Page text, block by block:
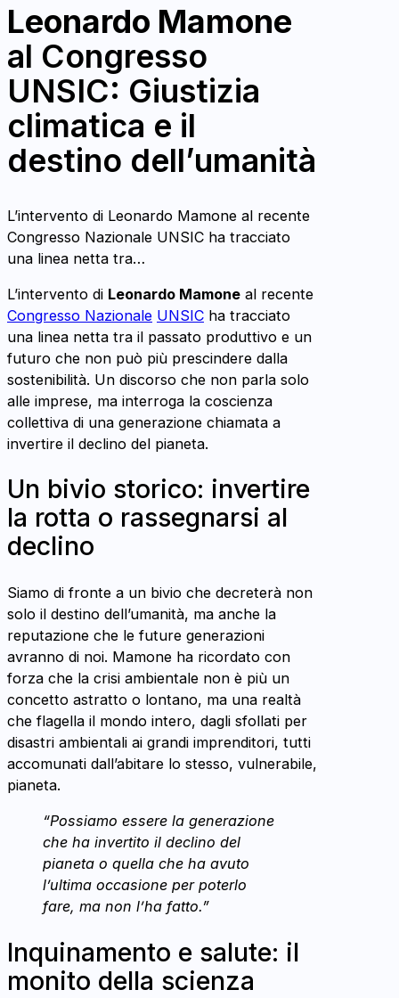
Leonardo Mamone
Tommaso Semeraro
Giovanni Firera
Impegno sacrificio e passione
Massimo Scala
TG2: 3° Congresso Nazionale UNSIC
intervista backdrop al Congresso
UNSIC 2025
Domenico Mamone
intervista al Congresso UNSIC 2025
Leonardo Mamone
al Congresso
UNSIC: Giustizia
climatica e il
destino dell’umanità
L’intervento di Leonardo Mamone al recente
Congresso Nazionale UNSIC ha tracciato
una linea netta tra…
L’intervento di Leonardo Mamone al recente
Congresso Nazionale UNSIC ha tracciato
una linea netta tra il passato produttivo e un
futuro che non può più prescindere dalla
sostenibilità. Un discorso che non parla solo
alle imprese, ma interroga la coscienza
collettiva di una generazione chiamata a
invertire il declino del pianeta.
Un bivio storico: invertire
la rotta o rassegnarsi al
declino
Siamo di fronte a un bivio che decreterà non
solo il destino dell’umanità, ma anche la
reputazione che le future generazioni
avranno di noi. Mamone ha ricordato con
forza che la crisi ambientale non è più un
concetto astratto o lontano, ma una realtà
che flagella il mondo intero, dagli sfollati per
disastri ambientali ai grandi imprenditori, tutti
accomunati dall’abitare lo stesso, vulnerabile,
pianeta.
“Possiamo essere la generazione
che ha invertito il declino del
pianeta o quella che ha avuto
l’ultima occasione per poterlo
fare, ma non l’ha fatto.”
Inquinamento e salute: il
monito della scienza